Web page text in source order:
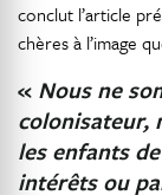
conclut l’article
chères à l’image
« Nous ne
colonisateur,
les enfants
intérêts ou